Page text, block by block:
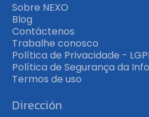
Sobre NEXO
Blog
Contáctenos
Trabalhe conosco
Política de Privacidade -
Política de Segurança da
Termos de uso
Dirección